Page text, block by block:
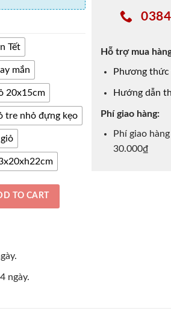
Tết
mắn
20x15cm
tre nhỏ đựng kẹo
– Lãng Quà Truyền Thống Đẹp Mắt, Trang
TO CART
ngày.
Hỗ trợ mua
Phương thức
Hướng dẫn
Phí giao hàng:
Phí giao
30.000₫